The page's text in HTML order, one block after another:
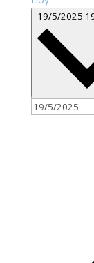
19/5/2025